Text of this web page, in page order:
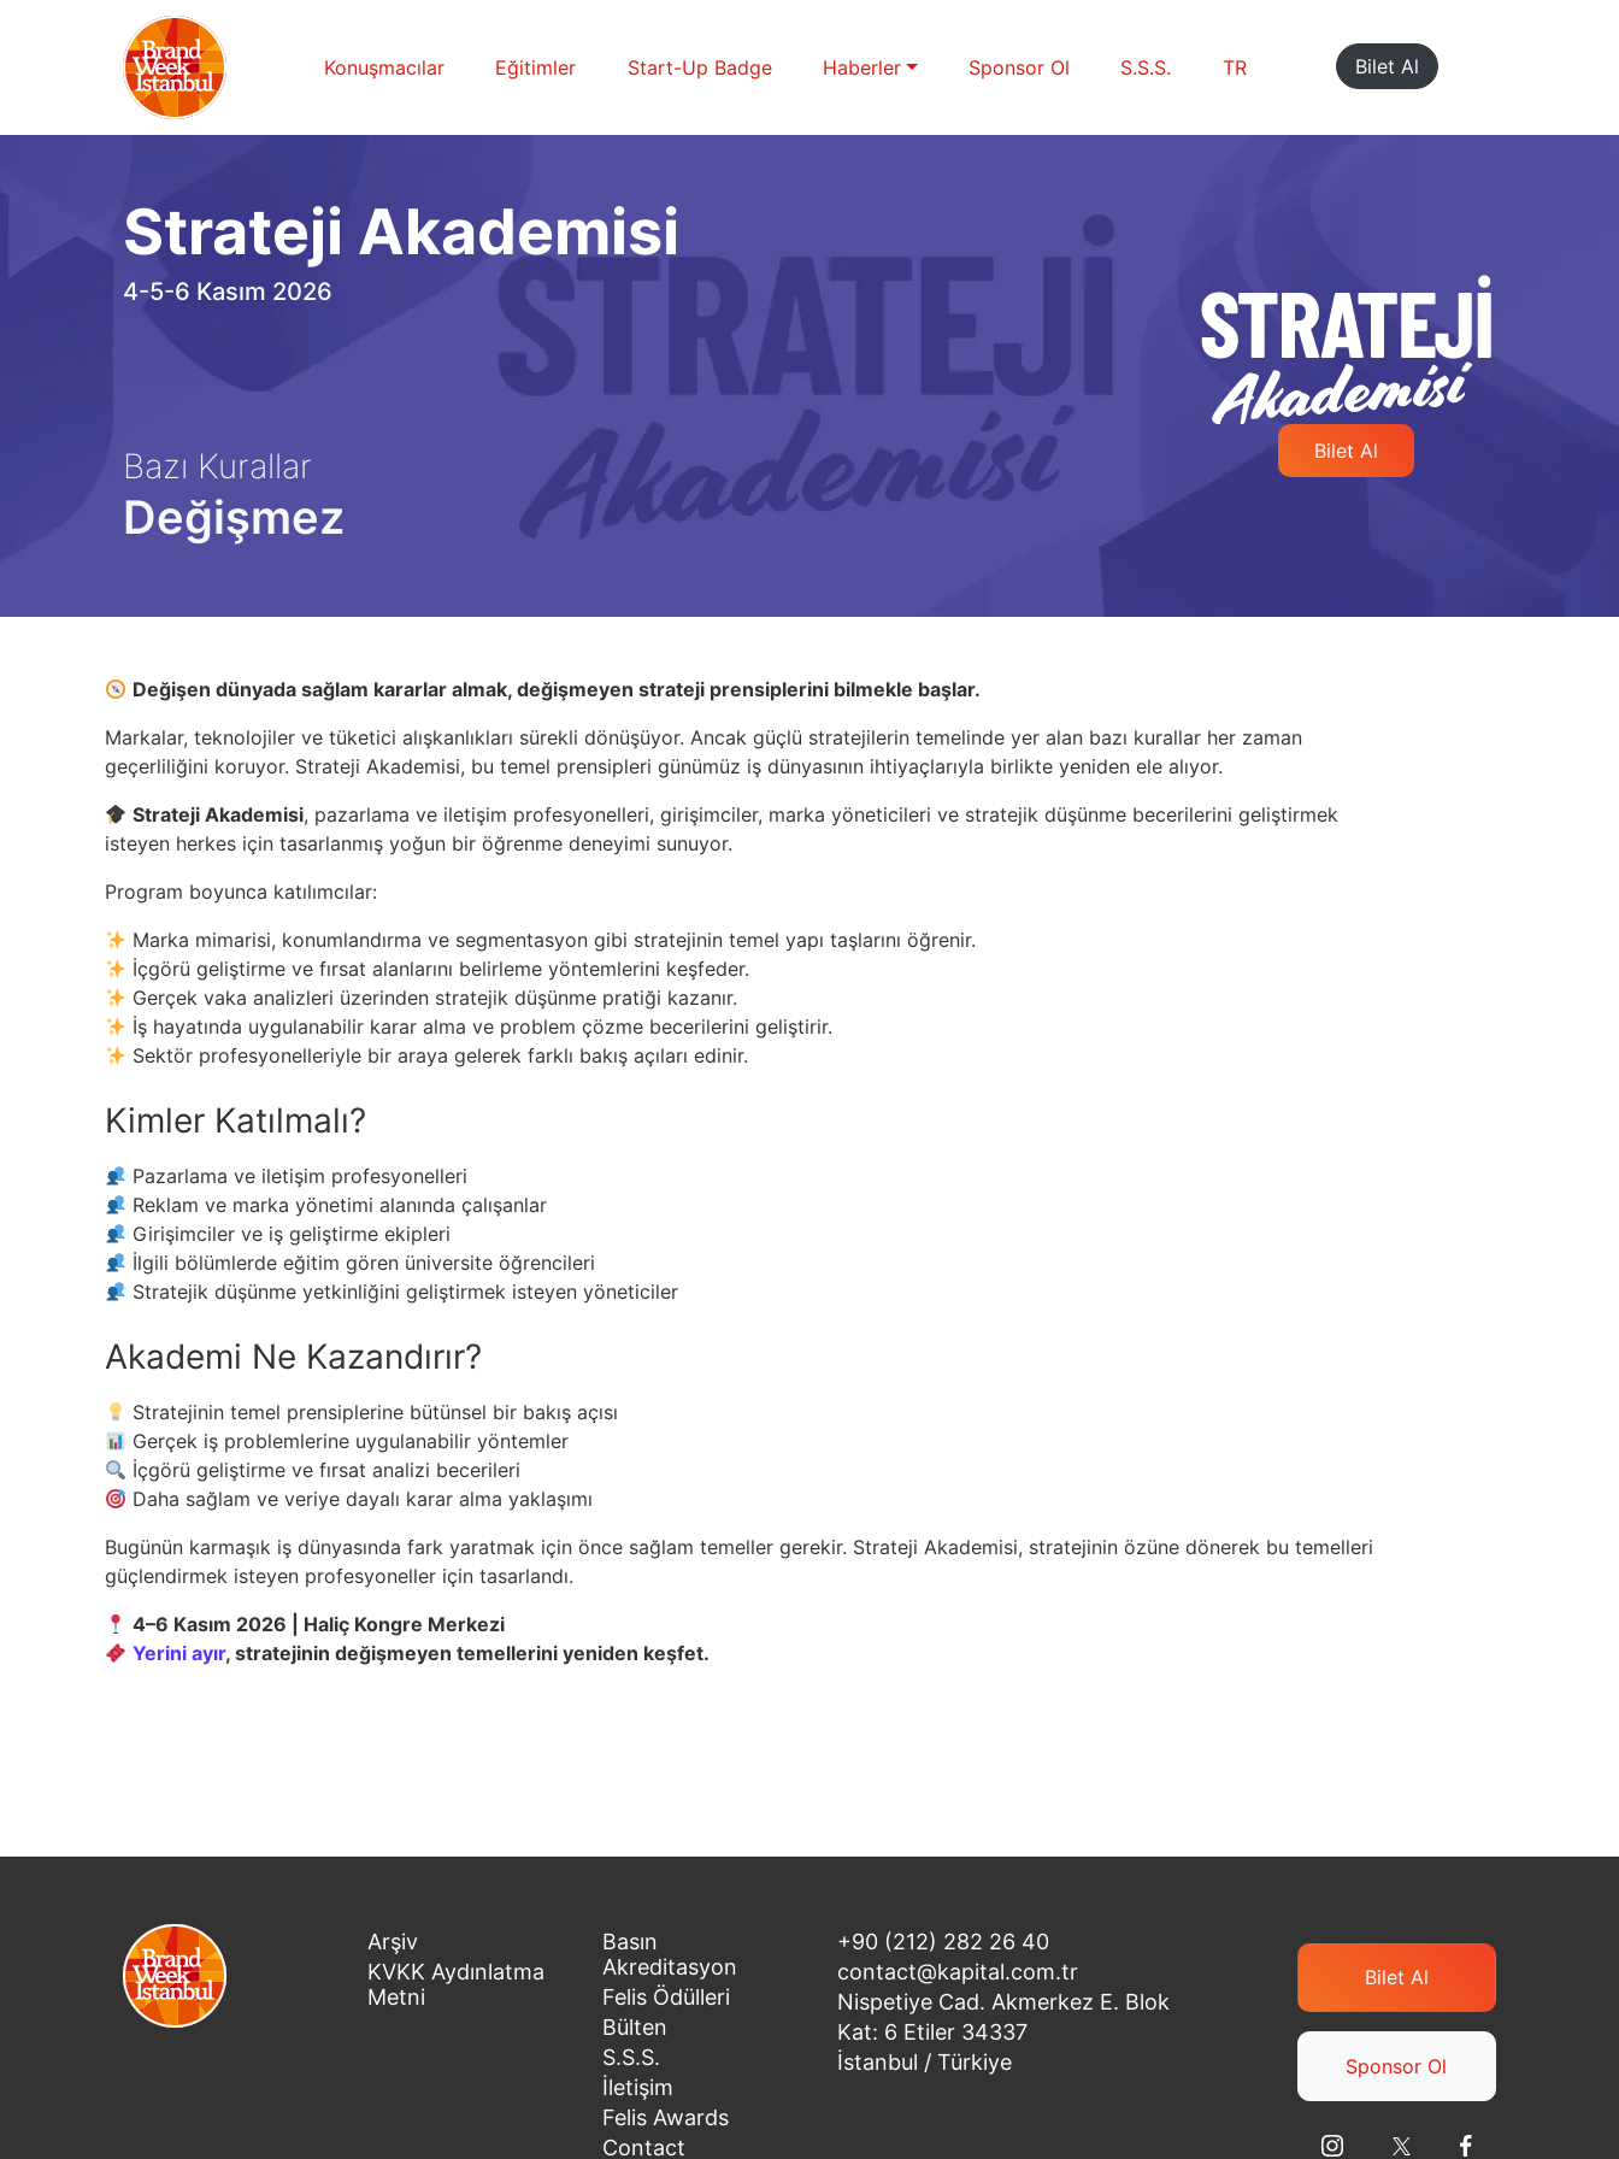
Konuşmacılar Eğitimler Start-Up Badge Haberler Sponsor Ol S.S.S. TR Bilet Al
Strateji Akademisi
4-5-6 Kasım 2026
Bazı Kurallar
Değişmez
Bilet Al
Değişen dünyada sağlam kararlar almak, değişmeyen strateji prensiplerini bilmekle başlar.
Markalar, teknolojiler ve tüketici alışkanlıkları sürekli dönüşüyor. Ancak güçlü stratejilerin temelinde yer alan bazı kurallar her zaman
geçerliliğini koruyor. Strateji Akademisi, bu temel prensipleri günümüz iş dünyasının ihtiyaçlarıyla birlikte yeniden ele alıyor.
Strateji Akademisi, pazarlama ve iletişim profesyonelleri, girişimciler, marka yöneticileri ve stratejik düşünme becerilerini geliştirmek
isteyen herkes için tasarlanmış yoğun bir öğrenme deneyimi sunuyor.
Program boyunca katılımcılar:
Marka mimarisi, konumlandırma ve segmentasyon gibi stratejinin temel yapı taşlarını öğrenir.
İçgörü geliştirme ve fırsat alanlarını belirleme yöntemlerini keşfeder.
Gerçek vaka analizleri üzerinden stratejik düşünme pratiği kazanır.
İş hayatında uygulanabilir karar alma ve problem çözme becerilerini geliştirir.
Sektör profesyonelleriyle bir araya gelerek farklı bakış açıları edinir.
Kimler Katılmalı?
Pazarlama ve iletişim profesyonelleri
Reklam ve marka yönetimi alanında çalışanlar
Girişimciler ve iş geliştirme ekipleri
İlgili bölümlerde eğitim gören üniversite öğrencileri
Stratejik düşünme yetkinliğini geliştirmek isteyen yöneticiler
Akademi Ne Kazandırır?
Stratejinin temel prensiplerine bütünsel bir bakış açısı
Gerçek iş problemlerine uygulanabilir yöntemler
İçgörü geliştirme ve fırsat analizi becerileri
Daha sağlam ve veriye dayalı karar alma yaklaşımı
Bugünün karmaşık iş dünyasında fark yaratmak için önce sağlam temeller gerekir. Strateji Akademisi, stratejinin özüne dönerek bu temelleri
güçlendirmek isteyen profesyoneller için tasarlandı.
4–6 Kasım 2026 | Haliç Kongre Merkezi
Yerini ayır, stratejinin değişmeyen temellerini yeniden keşfet.
Arşiv
KVKK Aydınlatma
Metni
Basın
Akreditasyon
Felis Ödülleri
Bülten
S.S.S.
İletişim
Felis Awards
Contact
+90 (212) 282 26 40
contact@kapital.com.tr
Nispetiye Cad. Akmerkez E. Blok
Kat: 6 Etiler 34337
İstanbul / Türkiye
Bilet Al
Sponsor Ol